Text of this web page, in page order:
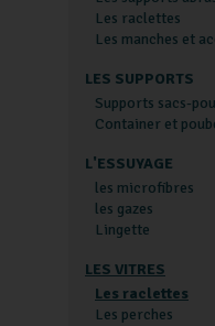
Les raclettes
Les manches et
LES SUPPORTS
Supports sacs-
Container et
L'ESSUYAGE
les microfibres
les gazes
Lingette
LES VITRES
Les raclettes
Les perches